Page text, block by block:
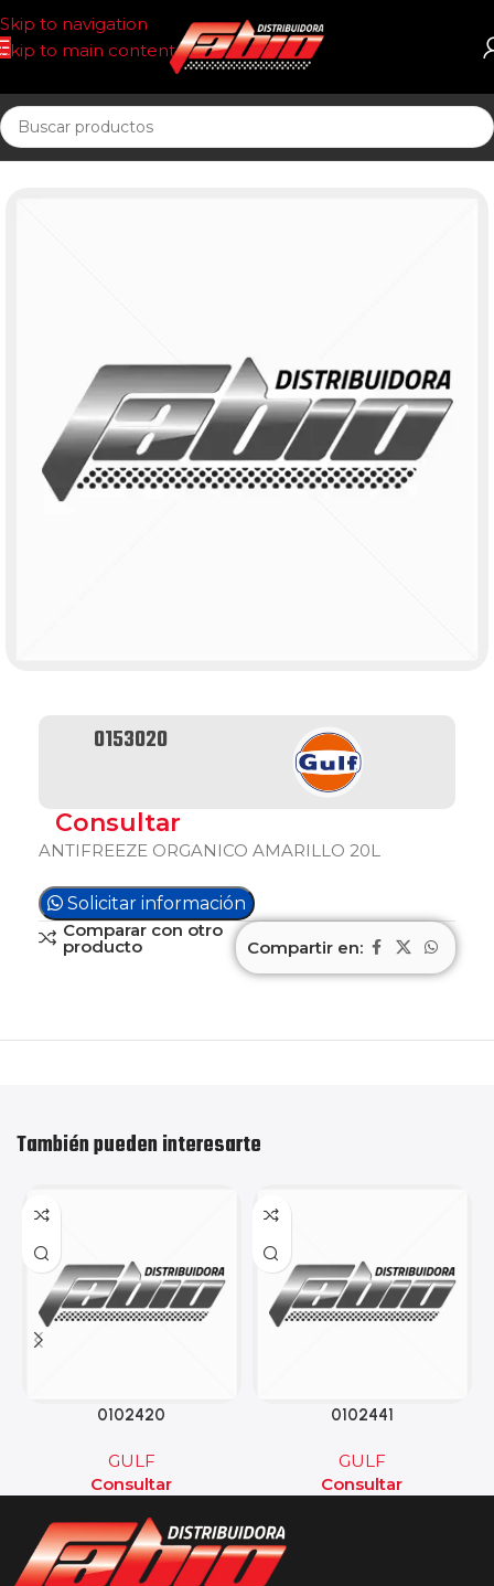
Skip to navigation
Skip to main content
Inicio ACEITE
0153020
Consultar
ANTIFREEZE ORGANICO AMARILLO 20L
Solicitar información
Comparar con otro
producto Compartir en:
También pueden interesarte
0102420
GULF
Consultar
0102441
GULF
Consultar